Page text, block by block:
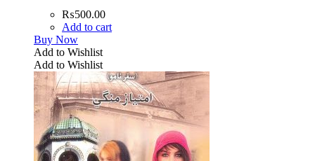
₨500.00
Add to cart
Buy Now
Add to Wishlist
Add to Wishlist